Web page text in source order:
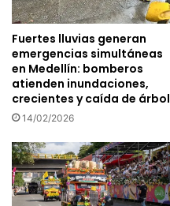
Fuertes lluvias generan
emergencias simultáneas
en Medellín: bomberos
atienden inundaciones,
crecientes y caída de árbol
14/02/2026